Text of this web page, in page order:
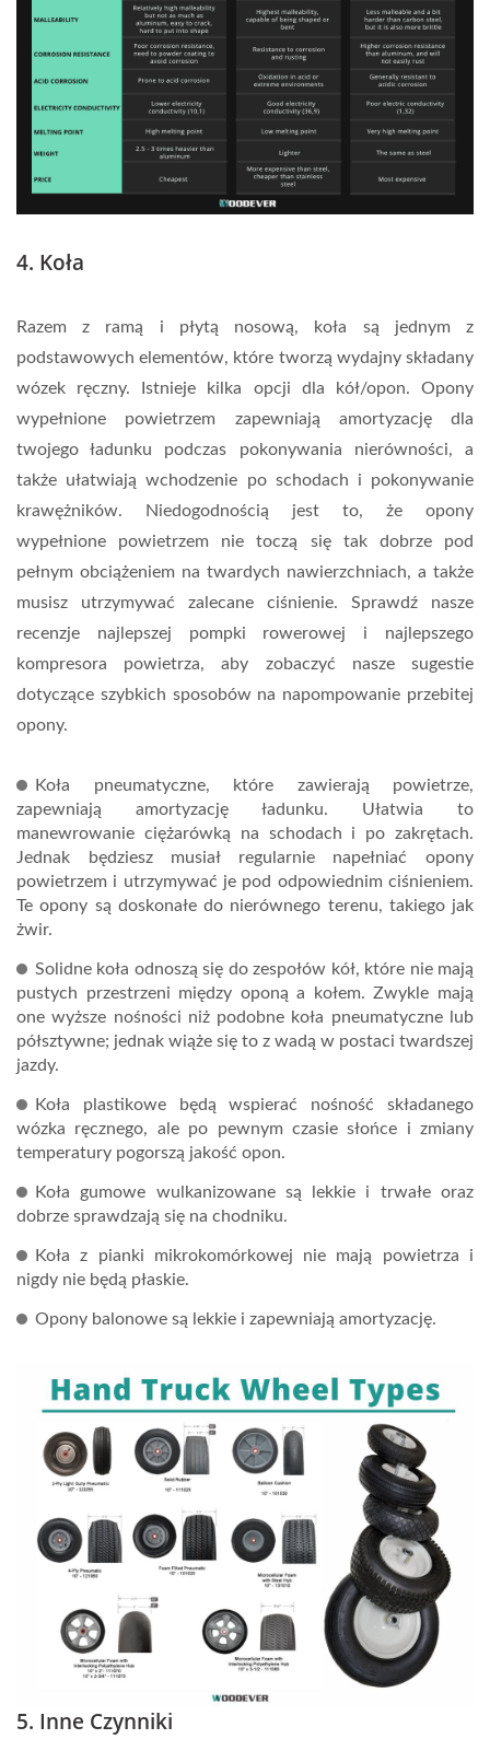
4. Koła
Razem z ramą i płytą nosową, koła są jednym z
podstawowych elementów, które tworzą wydajny składany
wózek ręczny. Istnieje kilka opcji dla kół/opon. Opony
wypełnione powietrzem zapewniają amortyzację dla
twojego ładunku podczas pokonywania nierówności, a
także ułatwiają wchodzenie po schodach i pokonywanie
krawężników. Niedogodnością jest to, że opony
wypełnione powietrzem nie toczą się tak dobrze pod
pełnym obciążeniem na twardych nawierzchniach, a także
musisz utrzymywać zalecane ciśnienie. Sprawdź nasze
recenzje najlepszej pompki rowerowej i najlepszego
kompresora powietrza, aby zobaczyć nasze sugestie
dotyczące szybkich sposobów na napompowanie przebitej
opony.
Koła pneumatyczne, które zawierają powietrze,
zapewniają amortyzację ładunku. Ułatwia to
manewrowanie ciężarówką na schodach i po zakrętach.
Jednak będziesz musiał regularnie napełniać opony
powietrzem i utrzymywać je pod odpowiednim ciśnieniem.
Te opony są doskonałe do nierównego terenu, takiego jak
żwir.
Solidne koła odnoszą się do zespołów kół, które nie mają
pustych przestrzeni między oponą a kołem. Zwykle mają
one wyższe nośności niż podobne koła pneumatyczne lub
półsztywne; jednak wiąże się to z wadą w postaci twardszej
jazdy.
Koła plastikowe będą wspierać nośność składanego
wózka ręcznego, ale po pewnym czasie słońce i zmiany
temperatury pogorszą jakość opon.
Koła gumowe wulkanizowane są lekkie i trwałe oraz
dobrze sprawdzają się na chodniku.
Koła z pianki mikrokomórkowej nie mają powietrza i
nigdy nie będą płaskie.
Opony balonowe są lekkie i zapewniają amortyzację.
5. Inne Czynniki